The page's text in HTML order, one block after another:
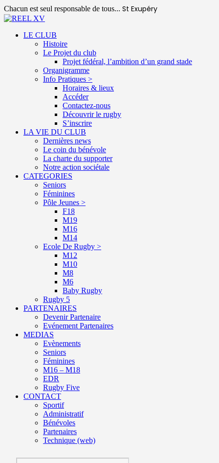
Chacun est seul responsable de tous... St Exupéry
LE CLUB
Histoire
Le Projet du club
Projet fédéral, l’ambition d’un grand stade
Organigramme
Info Pratiques >
Horaires & lieux
Accéder
Contactez-nous
Découvrir le rugby
S’inscrire
LA VIE DU CLUB
Dernières news
Le coin du bénévole
La charte du supporter
Notre action sociétale
CATEGORIES
Seniors
Féminines
Pôle Jeunes >
F18
M19
M16
M14
Ecole De Rugby >
M12
M10
M8
M6
Baby Rugby
Rugby 5
PARTENAIRES
Devenir Partenaire
Evénement Partenaires
MEDIAS
Evènements
Seniors
Féminines
M16 – M18
EDR
Rugby Five
CONTACT
Sportif
Administratif
Bénévoles
Partenaires
Technique (web)